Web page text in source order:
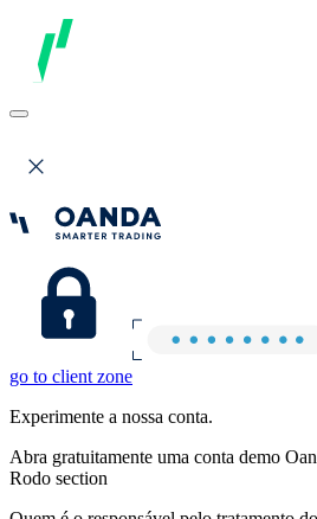
go to client zone
Experimente a nossa conta.
Abra gratuitamente uma conta demo
Rodo section